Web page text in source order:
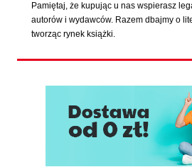
Pamiętaj, że kupując u nas wspierasz
autorów i wydawców. Razem dbajmy o
tworząc rynek książki.